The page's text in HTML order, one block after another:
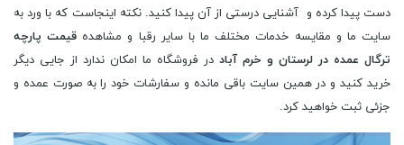
دست پیدا کرده و آشنایی درستی از آن پیدا کنید. نکته اینجاست که با ورد به
سایت ما و مقایسه خدمات مختلف ما با سایر رقبا و مشاهده قیمت پارچه
ترگال عمده در لرستان و خرم آباد در فروشگاه ما امکان ندارد از جایی دیگر
خرید کنید و در همین سایت باقی مانده و سفارشات خود را به صورت عمده و
جزئی ثبت خواهید کرد.